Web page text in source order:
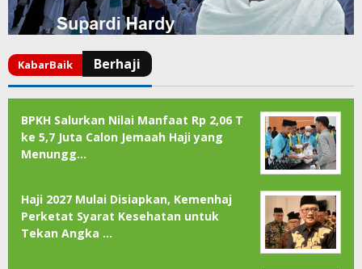
BPKH Salurkan Nilai Manfaat Rp 2,06 T
ke 5,7 Juta Calon Jemaah Haji yang
Menungg…
Haji 2027 Mulai Disiapkan, Kemenhaj
Perketat Syarat Kesehatan untuk
Tekan Angka …